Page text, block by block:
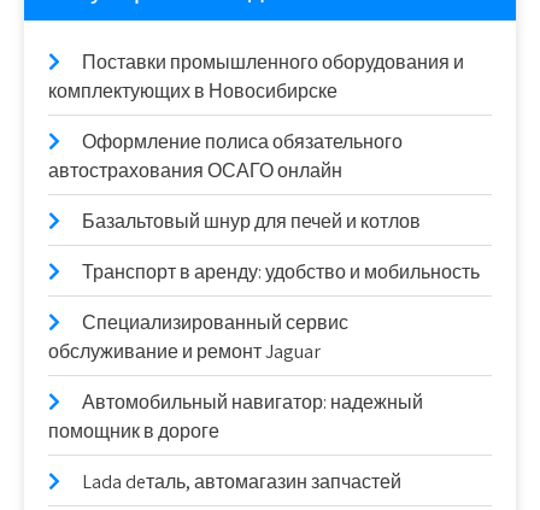
Поставки промышленного оборудования и
комплектующих в Новосибирске
Оформление полиса обязательного
автострахования ОСАГО онлайн
Базальтовый шнур для печей и котлов
Транспорт в аренду: удобство и мобильность
Специализированный сервис
обслуживание и ремонт Jaguar
Автомобильный навигатор: надежный
помощник в дороге
Lada deталь, автомагазин запчастей